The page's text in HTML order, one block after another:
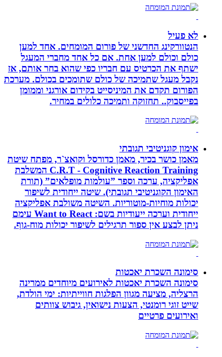
לא פעיל
הנטוורקינג החדשני של פורום המומחים. אחד למען
כולם וכולם למען אחת. אם כל אחד מחברי המעגל
ישתף את הכרטיס עם חבריו כפי שהוא בחר אותם, אז
נקבל מעגל שתמיכה של כולם שתומכים בכולם. מערכת
הפורום תקדם את המיניסייט בקידום אורגני וממומן
בפייסבוק.. תחזוקה ותמיכה כלולים במחיר.
אימון קוגניטיבי תגובתי
מאמן כושר בכיר, מאמן כדורסל וקואצ`ר, מפתח שיטת
C.R.T - Cognitive Reaction Training המשלבת
אפליקציה, ערכה וספר ”עולמות מופלאים” (תורת
האימון הקוגניטיבי תגובתי). שיטה ייחודית לשיפור
יכולות מוחיות-מוטוריות. השיטה משולבת אפליקציה
ייחודית וערכה ייעודיות בשם: Want to React עימם
ניתן לבצע אין ספור תרגילים לשיפור יכולות מוח-גוף.
סימונה השכרת יאכטות
סימונה השכרת יאכטות לאירועים מיוחדים ממרינה
הרצליה, מציעה מגוון הפלגות חווייתיות: ימי הולדת,
שייט זוגי רומנטי, הצעות נישואין, גיבוש צוותים
ואירועים פרטיים